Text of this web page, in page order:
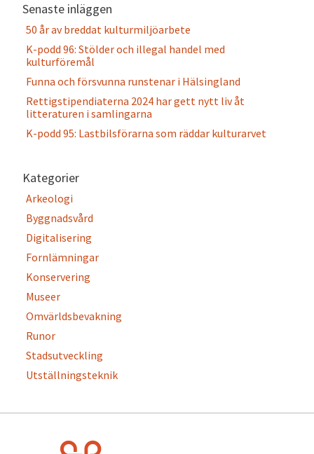
Senaste inläggen
50 år av breddat kulturmiljöarbete
K-podd 96: Stölder och illegal handel med
kulturföremål
Funna och försvunna runstenar i Hälsingland
Rettigstipendiaterna 2024 har gett nytt liv åt
litteraturen i samlingarna
K-podd 95: Lastbilsförarna som räddar kulturarvet
Kategorier
Arkeologi
Byggnadsvård
Digitalisering
Fornlämningar
Konservering
Museer
Omvärldsbevakning
Runor
Stadsutveckling
Utställningsteknik